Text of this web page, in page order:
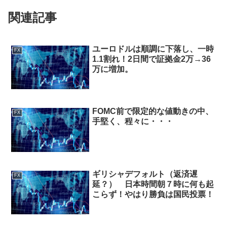
関連記事
FX
ユーロドルは順調に下落し、一時
1.1割れ！2日間で証拠金2万→36
万に増加。
FX
FOMC前で限定的な値動きの中、
手堅く、程々に・・・
FX
ギリシャデフォルト（返済遅
延？） 日本時間朝７時に何も起
こらず！やはり勝負は国民投票！